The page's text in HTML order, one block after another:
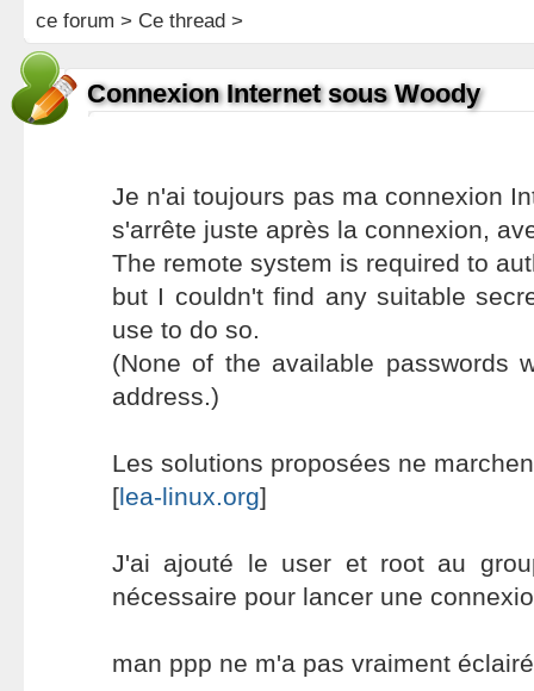
ce forum > Ce thread >
Connexion Internet sous Woody
Je n'ai toujours pas ma connexion
s'arrête juste après la connexion,
The remote system is required to
but I couldn't find any suitable
use to do so.
(None of the available passwords
address.)
Les solutions proposées ne
[lea-linux.org]
J'ai ajouté le user et root au
nécessaire pour lancer une
man ppp ne m'a pas vraiment